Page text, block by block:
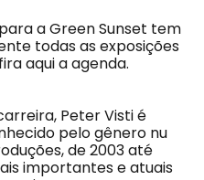
a Green Sunset tem
todas as exposições
aqui a agenda.
Peter Visti é
pelo gênero nu
de 2003 até
importantes e atuais